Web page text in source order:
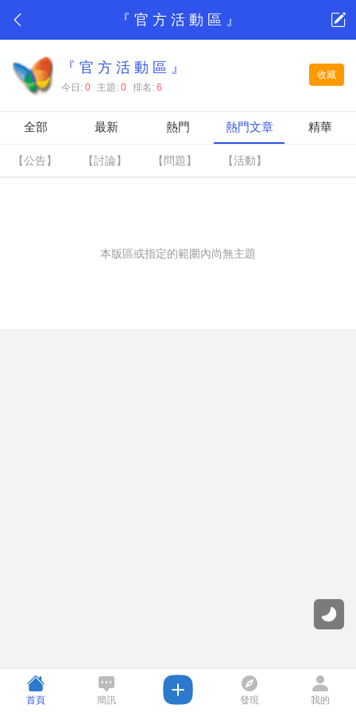
『 官 方 活 動 區 』
收藏
『 官 方 活 動 區 』
今日: 0 主題: 0 排名: 6
全部 最新 熱門 熱門文章 精華
【公告】 【討論】 【問題】 【活動】
本版區或指定的範圍內尚無主題
首頁 簡訊 發現 我的